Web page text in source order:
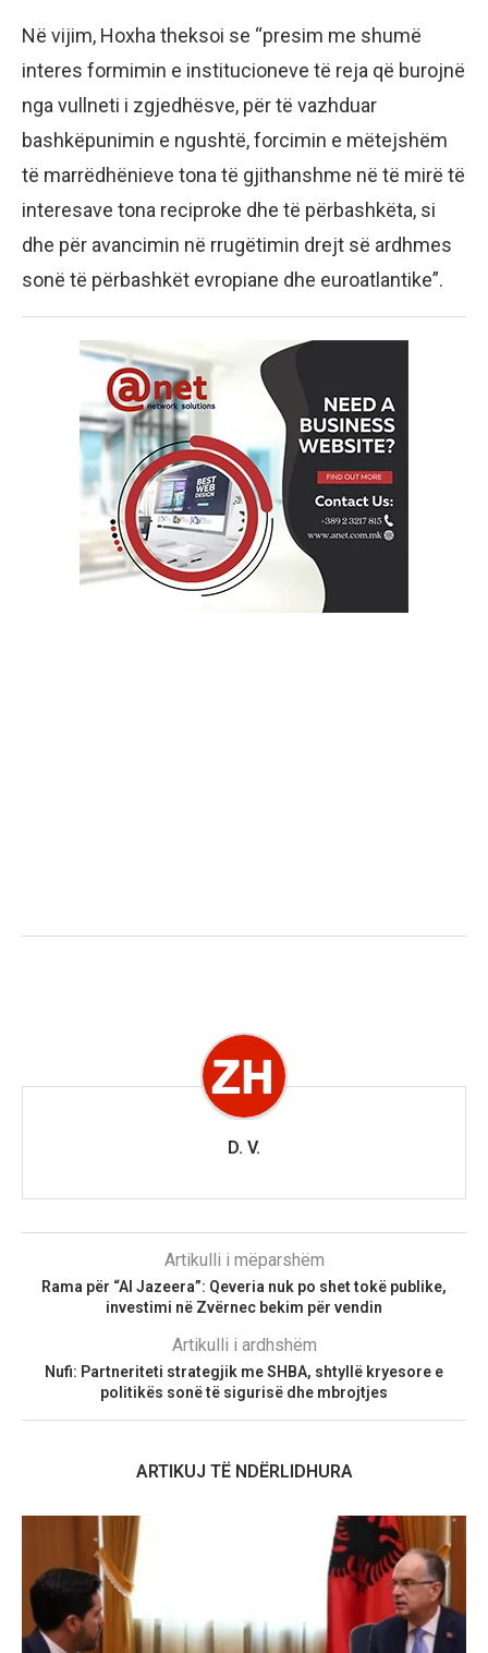
Në vijim, Hoxha theksoi se “presim me shumë
interes formimin e institucioneve të reja që burojnë
nga vullneti i zgjedhësve, për të vazhduar
bashkëpunimin e ngushtë, forcimin e mëtejshëm
të marrëdhënieve tona të gjithanshme në të mirë të
interesave tona reciproke dhe të përbashkëta, si
dhe për avancimin në rrugëtimin drejt së ardhmes
sonë të përbashkët evropiane dhe euroatlantike”.
D. V.
Artikulli i mëparshëm
Rama për “Al Jazeera”: Qeveria nuk po shet tokë publike,
investimi në Zvërnec bekim për vendin
Artikulli i ardhshëm
Nufi: Partneriteti strategjik me SHBA, shtyllë kryesore e
politikës sonë të sigurisë dhe mbrojtjes
ARTIKUJ TË NDËRLIDHURA